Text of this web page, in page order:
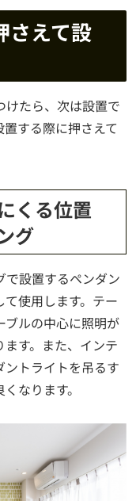
さえて設
けたら、次は設置で
する際に押さえて
くる位置
グ
設置するペンダン
使用します。テー
ブルの中心に照明が
す。また、インテ
ントライトを吊るす
なります。